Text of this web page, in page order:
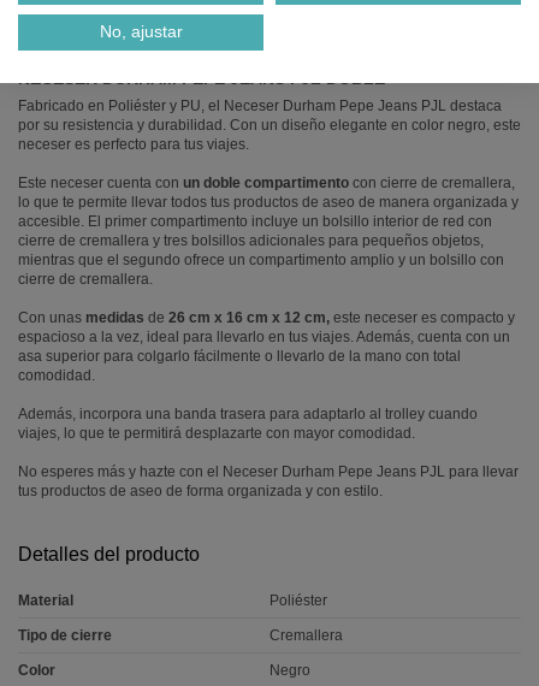
Descripción
Fabricado en Poliéster y PU, el Neceser Durham Pepe Jeans PJL destaca
por su resistencia y durabilidad. Con un diseño elegante en color negro, este
neceser es perfecto para tus viajes.
Este neceser cuenta con un doble compartimento con cierre de cremallera,
lo que te permite llevar todos tus productos de aseo de manera organizada y
accesible. El primer compartimento incluye un bolsillo interior de red con
cierre de cremallera y tres bolsillos adicionales para pequeños objetos,
mientras que el segundo ofrece un compartimento amplio y un bolsillo con
cierre de cremallera.
Con unas medidas de 26 cm x 16 cm x 12 cm, este neceser es compacto y
espacioso a la vez, ideal para llevarlo en tus viajes. Además, cuenta con un
asa superior para colgarlo fácilmente o llevarlo de la mano con total
comodidad.
Además, incorpora una banda trasera para adaptarlo al trolley cuando
viajes, lo que te permitirá desplazarte con mayor comodidad.
No esperes más y hazte con el Neceser Durham Pepe Jeans PJL para llevar
tus productos de aseo de forma organizada y con estilo.
Detalles del producto
Material Poliéster
Tipo de cierre Cremallera
Color Negro
No, ajustar